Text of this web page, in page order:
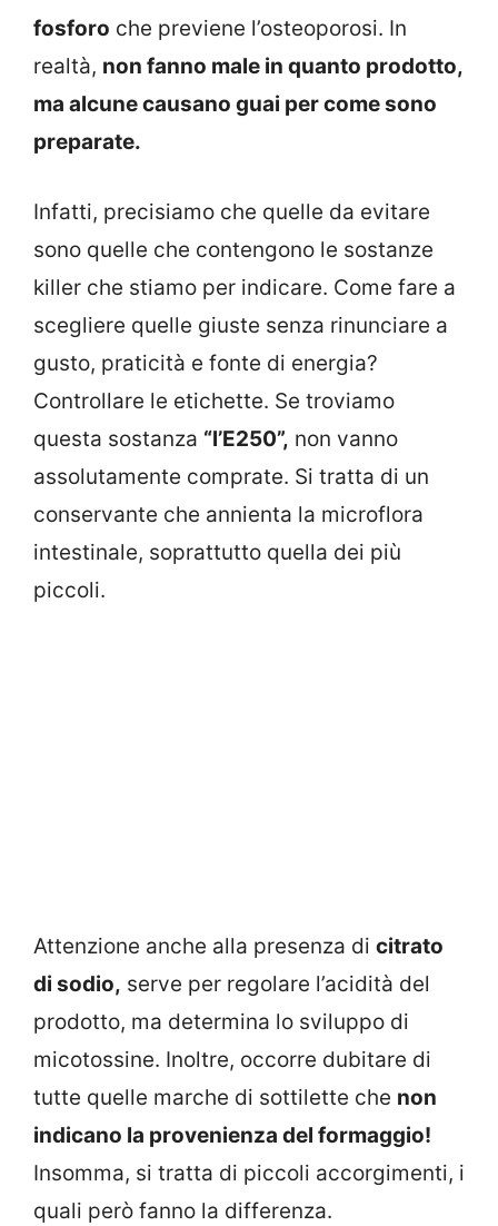
fosforo che previene l’osteoporosi. In
realtà, non fanno male in quanto prodotto,
ma alcune causano guai per come sono
preparate.
Infatti, precisiamo che quelle da evitare
sono quelle che contengono le sostanze
killer che stiamo per indicare. Come fare a
scegliere quelle giuste senza rinunciare a
gusto, praticità e fonte di energia?
Controllare le etichette. Se troviamo
questa sostanza “l’E250”, non vanno
assolutamente comprate. Si tratta di un
conservante che annienta la microflora
intestinale, soprattutto quella dei più
piccoli.
Attenzione anche alla presenza di citrato
di sodio, serve per regolare l’acidità del
prodotto, ma determina lo sviluppo di
micotossine. Inoltre, occorre dubitare di
tutte quelle marche di sottilette che non
indicano la provenienza del formaggio!
Insomma, si tratta di piccoli accorgimenti, i
quali però fanno la differenza.